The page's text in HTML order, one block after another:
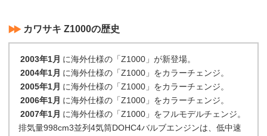
カワサキ Z1000の歴史
2003年1月 に海外仕様の「Z1000」が新登場。
2004年1月 に海外仕様の「Z1000」をカラーチェンジ。
2005年1月 に海外仕様の「Z1000」をカラーチェンジ。
2006年1月 に海外仕様の「Z1000」をカラーチェンジ。
2007年1月 に海外仕様の「Z1000」をフルモデルチェンジ。
排気量998cm3並列4気筒DOHC4バルブエンジンは、低中速